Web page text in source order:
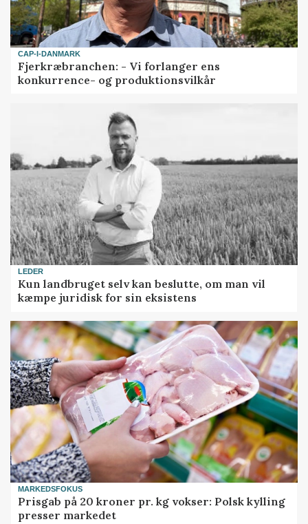
CAP-I-DANMARK
Fjerkræbranchen: - Vi forlanger ens
konkurrence- og produktionsvilkår
LEDER
Kun landbruget selv kan beslutte, om man vil
kæmpe juridisk for sin eksistens
MARKEDSFOKUS
Prisgab på 20 kroner pr. kg vokser: Polsk kylling
presser markedet